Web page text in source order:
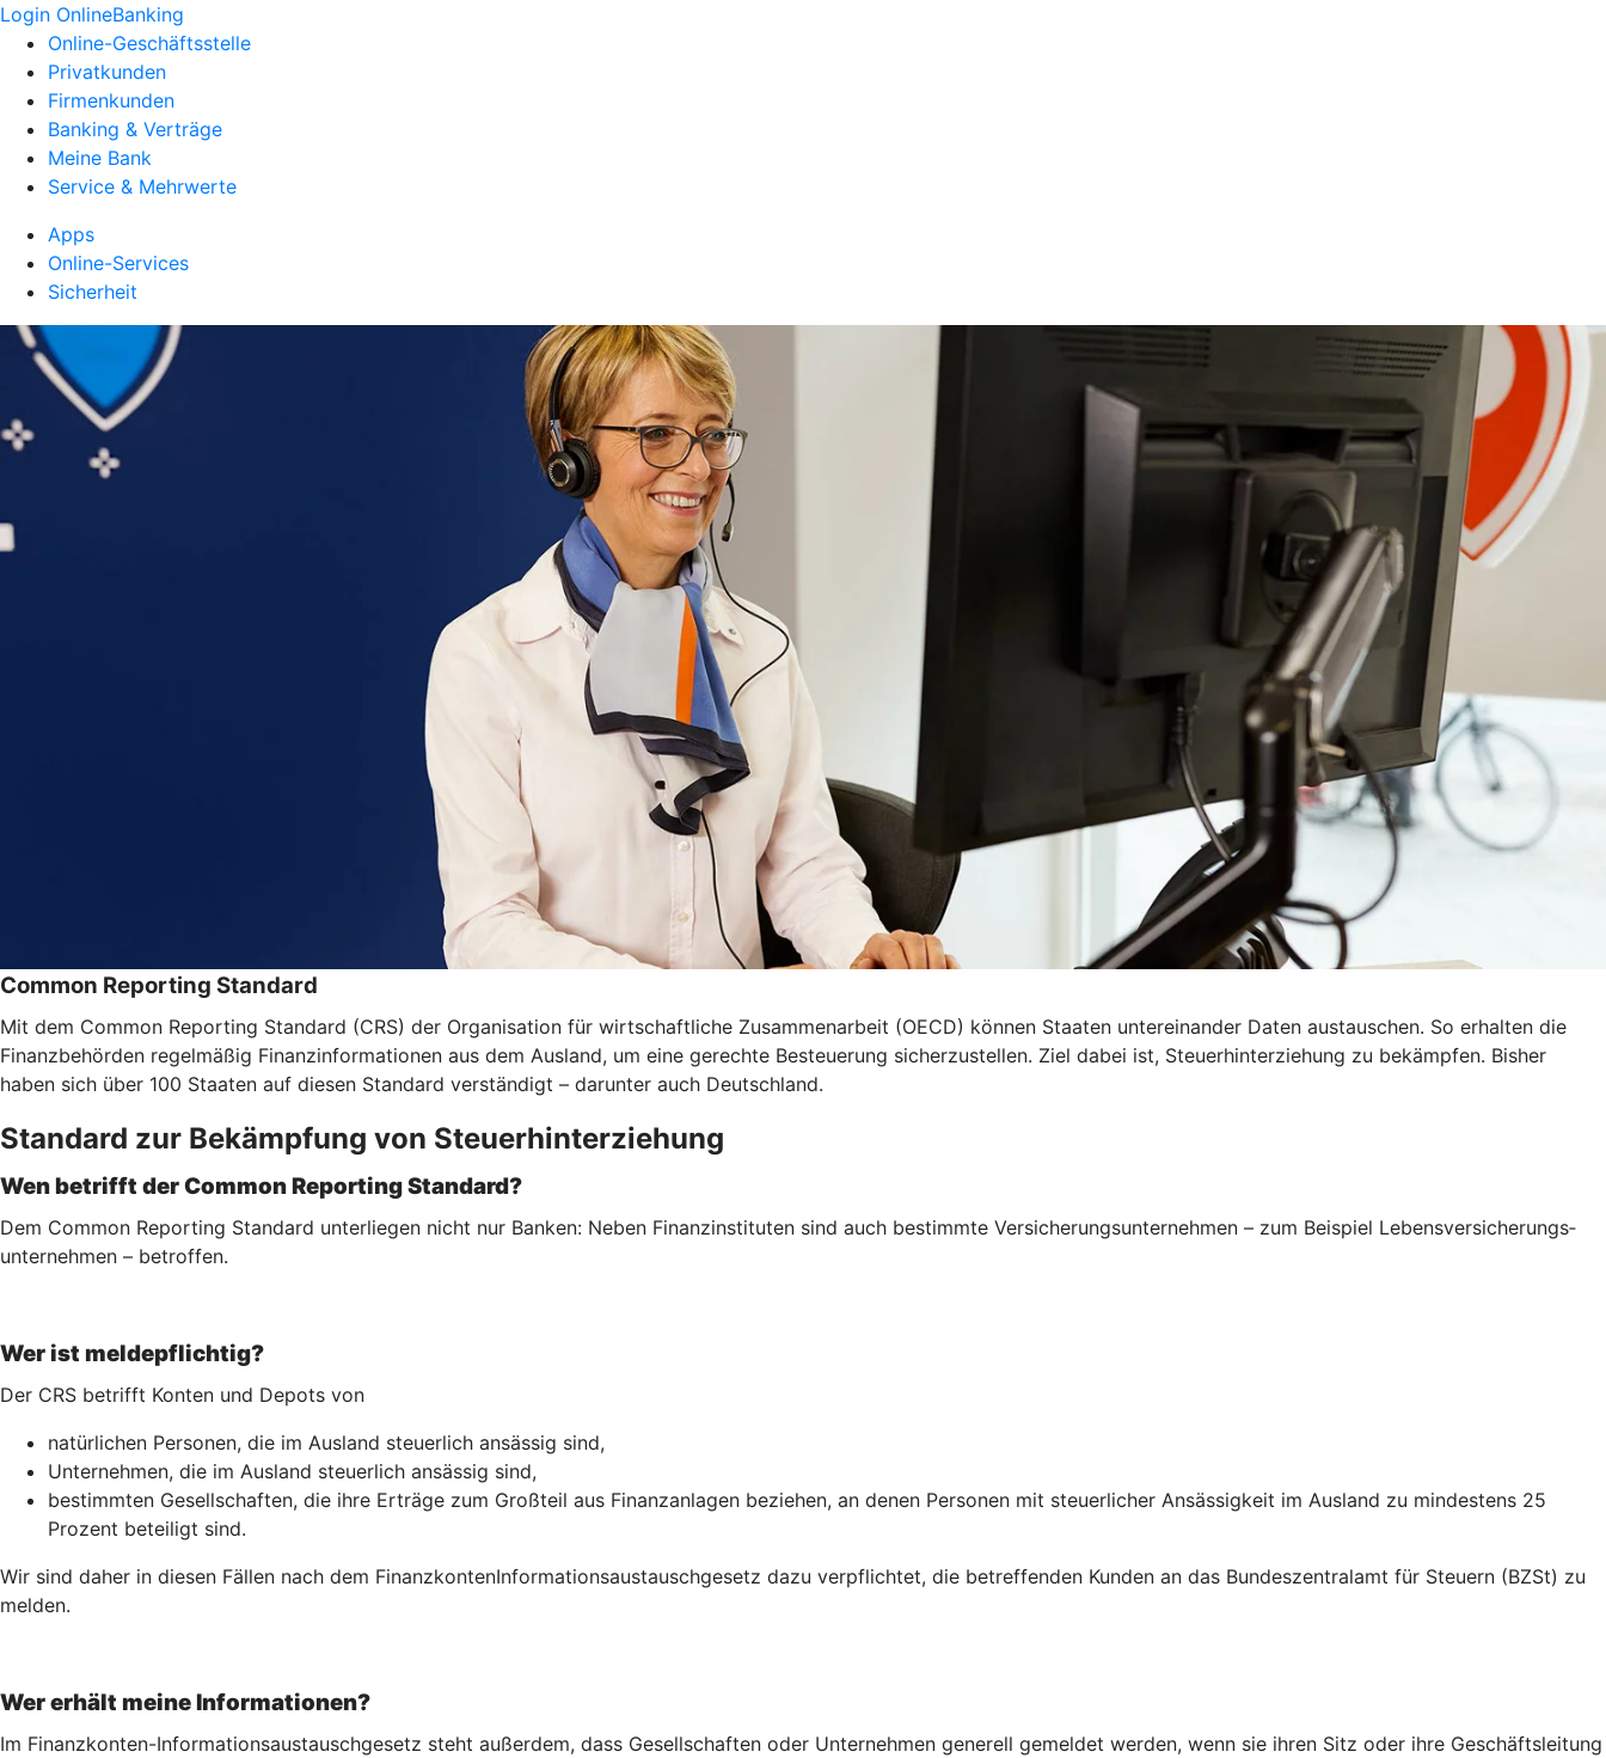
Login OnlineBanking
Online-Geschäftsstelle
Privatkunden
Firmenkunden
Banking & Verträge
Meine Bank
Service & Mehrwerte
Apps
Online-Services
Sicherheit
Common Reporting Standard
Mit dem Common Reporting Standard (CRS) der Organisation für wirtschaftliche Zusammenarbeit (OECD) können Staaten untereinander Daten austauschen. So erhalten die
Finanzbehörden regelmäßig Finanzinformationen aus dem Ausland, um eine gerechte Besteuerung sicherzustellen. Ziel dabei ist, Steuerhinterziehung zu bekämpfen. Bisher
haben sich über 100 Staaten auf diesen Standard verständigt – darunter auch Deutschland.
Standard zur Bekämpfung von Steuerhinterziehung
Wen betrifft der Common Reporting Standard?
Dem Common Reporting Standard unterliegen nicht nur Banken: Neben Finanzinstituten sind auch bestimmte Versicherungsunternehmen – zum Beispiel Lebensversicherungs­
unternehmen – betroffen.
Wer ist meldepflichtig?
Der CRS betrifft Konten und Depots von
natürlichen Personen, die im Ausland steuerlich ansässig sind,
Unternehmen, die im Ausland steuerlich ansässig sind,
bestimmten Gesellschaften, die ihre Erträge zum Großteil aus Finanzanlagen beziehen, an denen Personen mit steuerlicher Ansässigkeit im Ausland zu mindestens 25
Prozent beteiligt sind.
Wir sind daher in diesen Fällen nach dem Finanz­konten­Informations­austausch­gesetz dazu verpflichtet, die betreffenden Kunden an das Bundeszentralamt für Steuern (BZSt) zu
melden.
Wer erhält meine Informationen?
Im Finanzkonten-Informationsaustauschgesetz steht außerdem, dass Gesellschaften oder Unternehmen generell gemeldet werden, wenn sie ihren Sitz oder ihre Geschäftsleitung